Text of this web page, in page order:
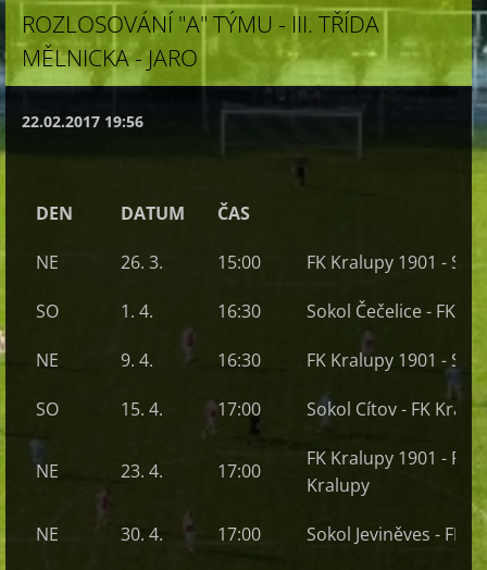
ROZLOSOVÁNÍ "A" TÝMU - III. TŘÍDA
MĚLNICKA - JARO
22.02.2017 19:56
DEN DATUM ČAS
NE 26. 3. 15:00 FK Kralupy 1901 -
SO 1. 4. 16:30 Sokol Čečelice - FK
NE 9. 4. 16:30 FK Kralupy 1901 -
SO 15. 4. 17:00 Sokol Cítov - FK
NE 23. 4. 17:00
FK Kralupy 1901 - FK
Kralupy
NE 30. 4. 17:00 Sokol Jeviněves - FK